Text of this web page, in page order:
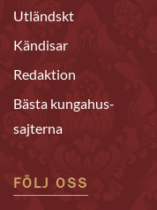
Utländskt
Kändisar
Redaktion
Bästa kungahus-
sajterna
FÖLJ OSS